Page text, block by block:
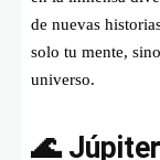
de nuevas
solo tu mente,
universo.
🌊